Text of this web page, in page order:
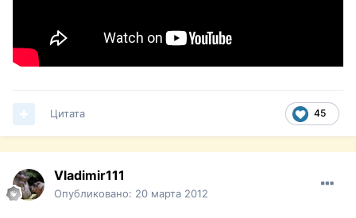
45
Цитата
Vladimir111
Опубликовано: 20 марта 2012